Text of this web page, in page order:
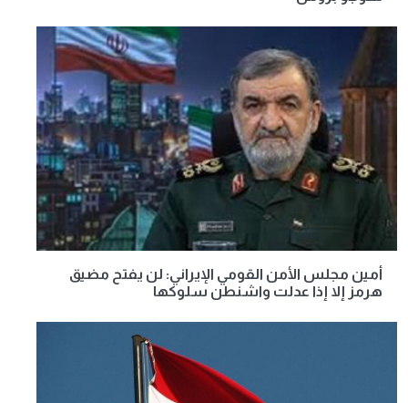
أمين مجلس الأمن القومي الإيراني: لن يفتح مضيق
هرمز إلا إذا عدلت واشنطن سلوكها